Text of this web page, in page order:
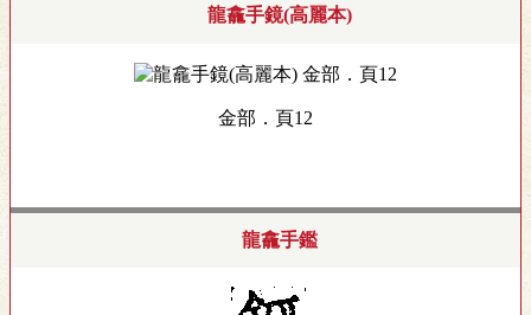
龍龕手鏡(高麗本)
金部．頁12
龍龕手鑑